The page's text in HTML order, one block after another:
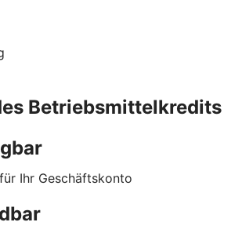
Betriebsmittelkredits
Ihr Geschäftskonto